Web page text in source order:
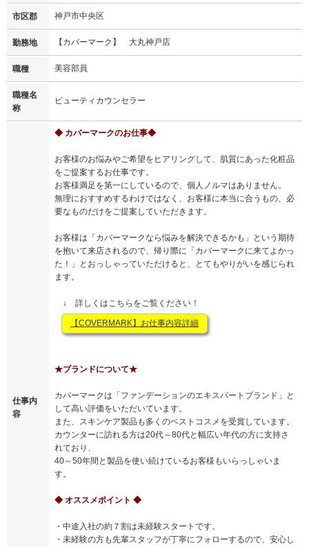
市区郡 神戸市中央区
勤務地 【カバーマーク】 大丸神戸店
職種 美容部員
職種名
称
ビューティカウンセラー
仕事内
容
◆ カバーマークのお仕事◆
お客様のお悩みやご希望をヒアリングして、肌質にあった化粧品
をご提案するお仕事です。
お客様満足を第一にしているので、個人ノルマはありません。
無理におすすめするわけではなく、お客様に本当に合うもの、必
要なものだけをご提案していただきます。
お客様は「カバーマークなら悩みを解決できるかも」という期待
を抱いて来店されるので、帰り際に「カバーマークに来てよかっ
た！」とおっしゃっていただけると、とてもやりがいを感じられ
ます。
↓ 詳しくはこちらをご覧ください！
【COVERMARK】お仕事内容詳細
★ブランドについて★
カバーマークは「ファンデーションのエキスパートブランド」と
して高い評価をいただいています。
また、スキンケア製品も多くのベストコスメを受賞しています。
カウンターに訪れる方は20代～80代と幅広い年代の方に支持さ
れており、
40～50年間と製品を使い続けているお客様もいらっしゃいま
す。
◆ オススメポイント ◆
・中途入社の約７割は未経験スタートです。
・未経験の方も先輩スタッフが丁寧にフォローするので、安心し